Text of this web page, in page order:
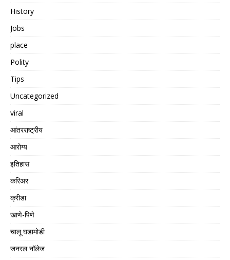
History
Jobs
place
Polity
Tips
Uncategorized
viral
आंतरराष्ट्रीय
आरोग्य
इतिहास
करिअर
क्रीडा
खाणे-पिणे
चालू घडामोडी
जनरल नॉलेज